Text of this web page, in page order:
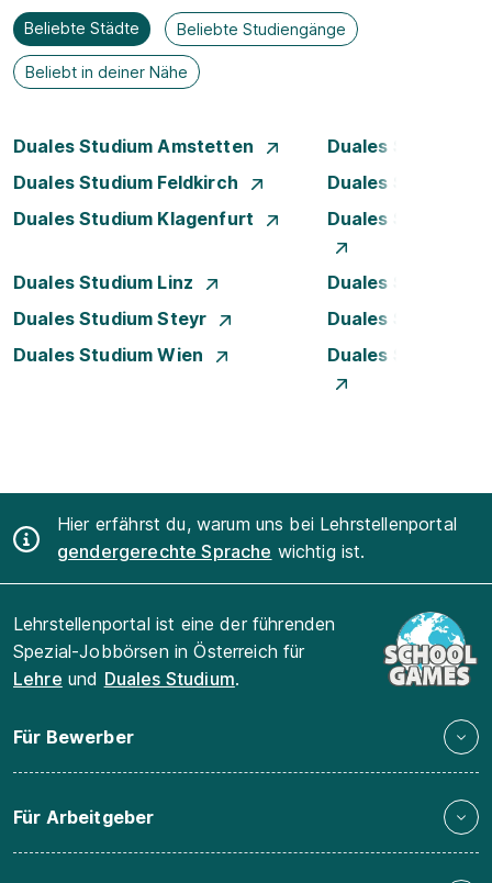
Beliebte Städte Beliebte Studiengänge
Beliebt in deiner Nähe
Duales Studium Amstetten
Duales Studium
Duales Studium Feldkirch
Duales Studium
Duales Studium Klagenfurt
Duales Studium
Duales Studium Linz
Duales Studium
Duales Studium Steyr
Duales Studium
Duales Studium Wien
Duales Studium
Hier erfährst du, warum uns bei Lehrstellenportal
gendergerechte Sprache wichtig ist.
Lehrstellenportal ist eine der führenden
Spezial-Jobbörsen in Österreich für
Lehre und Duales Studium.
Für Bewerber
Für Arbeitgeber